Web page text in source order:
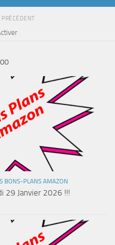
BONS-PLANS AMAZON
29 Janvier 2026 !!!